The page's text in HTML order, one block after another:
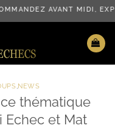
AVANT MIDI,
,NEWS
thématique
Echec et Mat